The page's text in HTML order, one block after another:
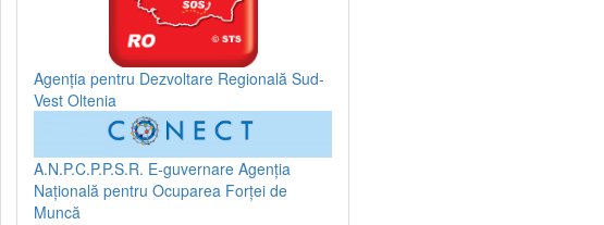
Agenția pentru Dezvoltare Regională Sud-
Vest Oltenia
A.N.P.C.P.P.S.R. E-guvernare Agenția
Națională pentru Ocuparea Forței de
Muncă